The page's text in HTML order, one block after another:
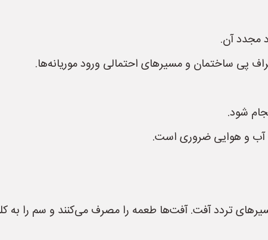
مجدد آن.
پی ساختمان و مسیرهای احتمالی ورود موریانه‌ها.
شود.
آب و هوایی ضروری است.
تردد آفت. آفت‌ها طعمه را مصرف می‌کنند و سم را به